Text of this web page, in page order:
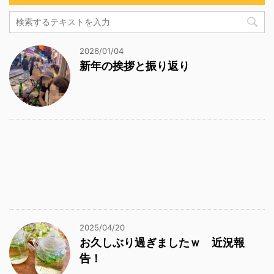
2026/01/04
新年の挨拶と振り返り
2025/04/20
お久しぶり過ぎましたｗ 近況報
告！